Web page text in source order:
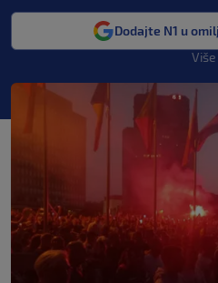
Dodajte N1 u
Više